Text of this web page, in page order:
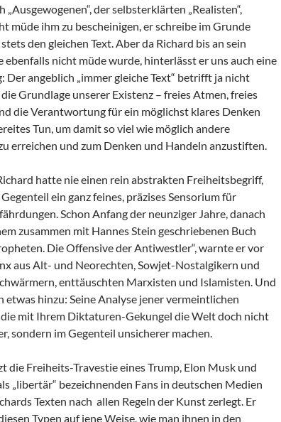
„Ausgewogenen“, der selbsterklärten „Realisten“,
müde ihm zu bescheinigen, er schreibe im Grunde
den gleichen Text. Aber da Richard bis an sein
ebenfalls nicht müde wurde, hinterlässt er uns auch eine
Der angeblich „immer gleiche Text“ betrifft ja nicht
Grundlage unserer Existenz – freies Atmen, freies
die Verantwortung für ein möglichst klares Denken
Tun, um damit so viel wie möglich andere
erreichen und zum Denken und Handeln anzustiften.
hatte nie einen rein abstrakten Freiheitsbegriff,
ein ganz feines, präzises Sensorium für
Schon Anfang der neunziger Jahre, danach
zusammen mit Hannes Stein geschriebenen Buch
Die Offensive der Antiwestler“, warnte er vor
aus Alt- und Neorechten, Sowjet-Nostalgikern und
enttäuschten Marxisten und Islamisten. Und
etwas hinzu: Seine Analyse jener vermeintlichen
die mit Ihrem Diktaturen-Gekungel die Welt doch nicht
sondern im Gegenteil unsicherer machen.
die Freiheits-Travestie eines Trump, Elon Musk und
„libertär“ bezeichnenden Fans in deutschen Medien
Texten nach allen Regeln der Kunst zerlegt. Er
Typen auf jene Weise, wie man ihnen in den